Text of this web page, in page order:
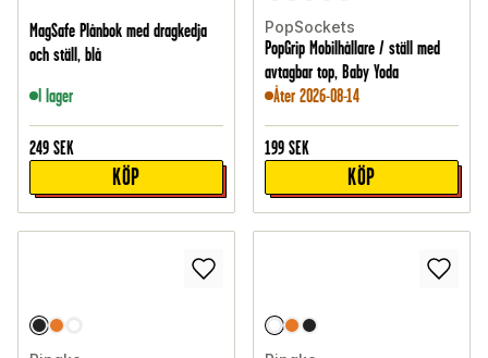
MagSafe Plånbok med dragkedja
och ställ, blå
I lager
249 SEK
KÖP
PopSockets
PopGrip Mobilhållare / ställ med
avtagbar top, Baby Yoda
Åter 2026-08-14
199 SEK
KÖP